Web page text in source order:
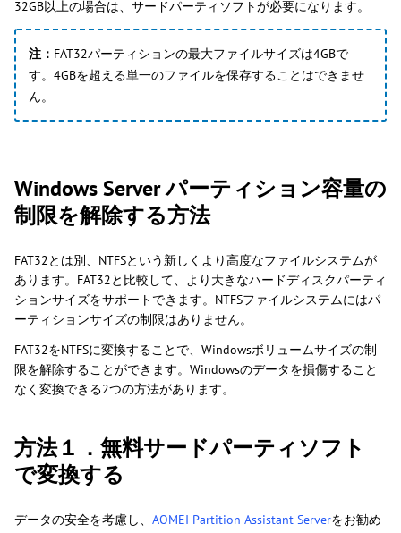
32GB以上の場合は、サードパーティソフトが必要になります。
注： FAT32パーティションの最大ファイルサイズは4GBで
す。4GBを超える単一のファイルを保存することはできませ
ん。
Windows Server パーティション容量の
制限を解除する方法
FAT32とは別、NTFSという新しくより高度なファイルシステムが
あります。FAT32と比較して、より大きなハードディスクパーティ
ションサイズをサポートできます。NTFSファイルシステムにはパ
ーティションサイズの制限はありません。
FAT32をNTFSに変換することで、Windowsボリュームサイズの制
限を解除することができます。Windowsのデータを損傷すること
なく変換できる2つの方法があります。
方法１．無料サードパーティソフト
で変換する
データの安全を考慮し、 AOMEI Partition Assistant Serverをお勧め